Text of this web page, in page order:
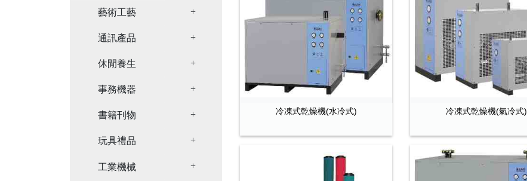
藝術工藝 Toggle Dropdown
通訊產品 Toggle Dropdown
休閒養生 Toggle Dropdown
事務機器 Toggle Dropdown
書籍刊物 Toggle Dropdown
玩具禮品 Toggle Dropdown
工業機械 Toggle Dropdown
冷凍式乾燥機(水冷式) 冷凍式乾燥機(氣冷式)